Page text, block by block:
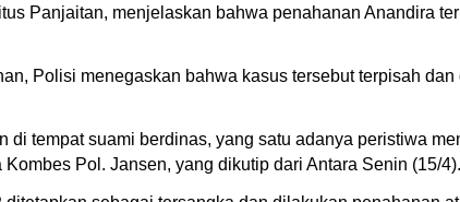
Panjaitan, menjelaskan bahwa penahanan Anandira
Polisi menegaskan bahwa kasus tersebut terpisah dan
tempat suami berdinas, yang satu adanya peristiwa
Pol. Jansen, yang dikutip dari Antara Senin (15/4).